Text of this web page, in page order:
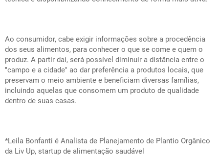
Ao consumidor, cabe exigir informações sobre a procedência
dos seus alimentos, para conhecer o que se come e quem o
produz. A partir daí, será possível diminuir a distância entre o
"campo e a cidade" ao dar preferência a produtos locais, que
preservam o meio ambiente e beneficiam diversas famílias,
incluindo aquelas que consomem um produto de qualidade
dentro de suas casas.
*Leila Bonfanti é Analista de Planejamento de Plantio Orgânico
da Liv Up, startup de alimentação saudável